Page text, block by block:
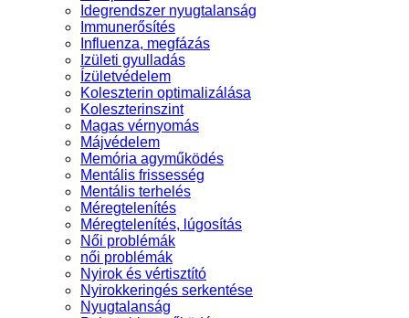
Idegrendszer nyugtalanság
Immunerősítés
Influenza, megfázás
Izületi gyulladás
Ízületvédelem
Koleszterin optimalizálása
Koleszterinszint
Magas vérnyomás
Májvédelem
Memória agyműködés
Mentális frissesség
Mentális terhelés
Méregtelenítés
Méregtelenítés, lúgosítás
Női problémák
női problémák
Nyirok és vértisztító
Nyirokkeringés serkentése
Nyugtalanság